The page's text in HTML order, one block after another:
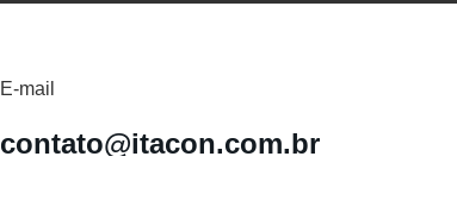
E-mail
contato@itacon.com.br